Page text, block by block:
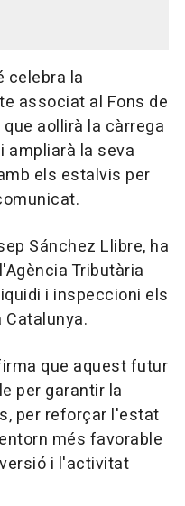
celebra la
associat al Fons de
aollirà la càrrega
ampliarà la seva
els estalvis per
Sánchez Llibre, ha
Tributària
i inspeccioni els
que aquest futur
per garantir la
per reforçar l'estat
més favorable
i l'activitat